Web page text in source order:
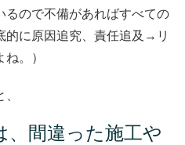
ので不備があればすべての
的に原因追究、責任追及→リ
。）
、間違った施工や